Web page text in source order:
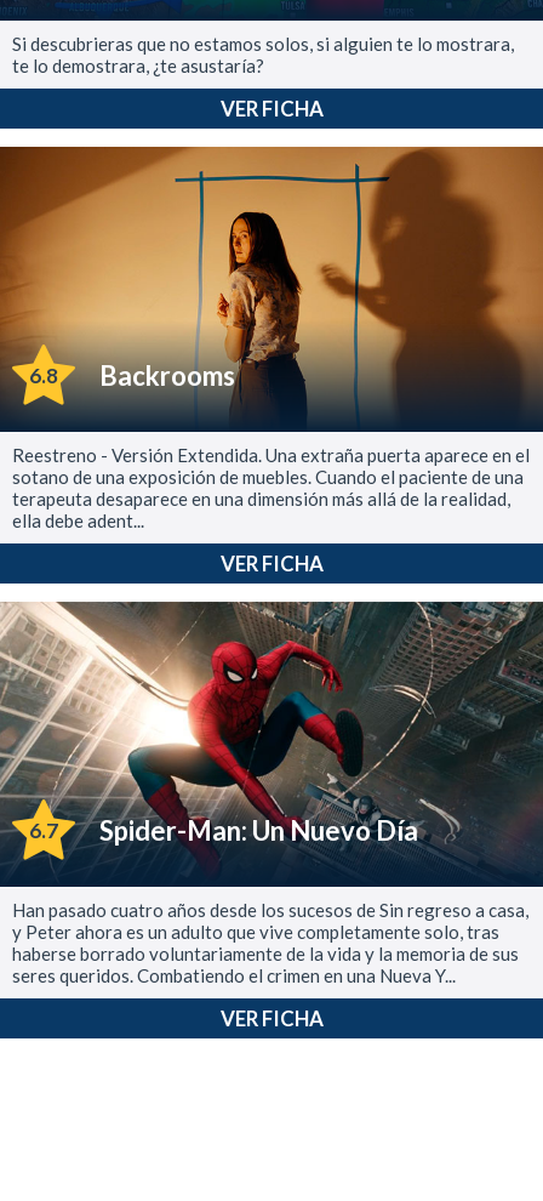
Si descubrieras que no estamos solos, si alguien te lo mostrara,
te lo demostrara, ¿te asustaría?
VER FICHA
6.8 Backrooms
Reestreno - Versión Extendida. Una extraña puerta aparece en el
sotano de una exposición de muebles. Cuando el paciente de una
terapeuta desaparece en una dimensión más allá de la realidad,
ella debe adent...
VER FICHA
6.7 Spider-Man: Un Nuevo Día
Han pasado cuatro años desde los sucesos de Sin regreso a casa,
y Peter ahora es un adulto que vive completamente solo, tras
haberse borrado voluntariamente de la vida y la memoria de sus
seres queridos. Combatiendo el crimen en una Nueva Y...
VER FICHA